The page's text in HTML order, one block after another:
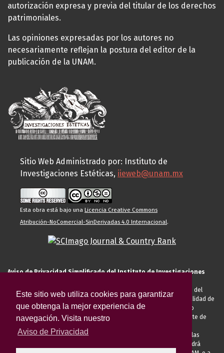
Este sitio web utiliza cookies para garantizar
que obtenga la mejor experiencia de
navegación. Visita nuestro
Aviso de Privacidad
autorización expresa y previa del titular de los derechos
patrimoniales.
Las opiniones expresadas por los autores no
necesariamente reflejan la postura del editor de la
publicación de la UNAM.
Sitio Web Administrado por: Instituto de
Investigaciones Estéticas, iieweb@unam.mx
Esta obra está bajo una Licencia Creative Commons
Atribución-NoComercial-SinDerivadas 4.0 Internacional.
Aviso de Privacidad Simplificado del Instituto de Investigaciones
El Instituto de Investigaciones Estéticas de la UNAM, es responsable del
tratamiento de sus datos personales para el registro de usted en calidad de
alumno, docente, personal de la entidad académica, conferencista o
invitado externo (nacional o extranjero), visitante, proveedor o cliente de
anteriormente descritas u otras aquellas exigidas legalmente o por las
autoridades competentes podrá transferir sus datos personales. Podrá